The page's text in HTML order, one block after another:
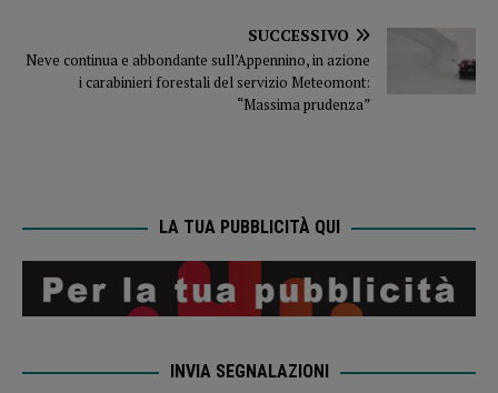
SUCCESSIVO
Neve continua e abbondante sull’Appennino, in azione
i carabinieri forestali del servizio Meteomont:
“Massima prudenza”
LA TUA PUBBLICITÀ QUI
INVIA SEGNALAZIONI